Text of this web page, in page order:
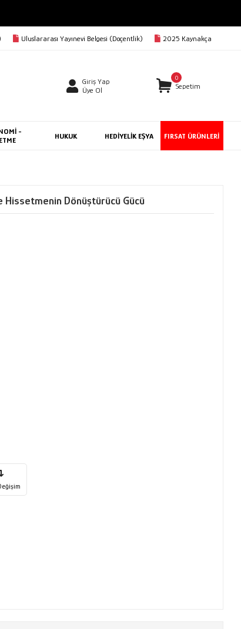
Uluslararası Yayınevi Belgesi (Doçentlik) 2025 Kaynakça
Giriş Yap
Üye Ol
0
Sepetim
-
HUKUK HEDİYELİK EŞYA FIRSAT ÜRÜNLERİ
Hissetmenin Dönüştürücü Gücü